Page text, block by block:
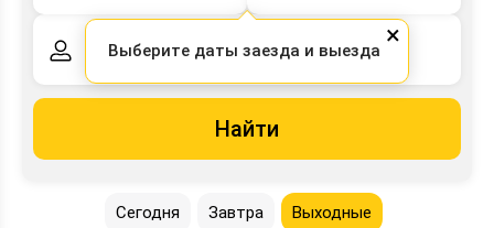
2 взрослых,0 детей
Найти
Сегодня Завтра Выходные
×
Выберите даты заезда и выезда